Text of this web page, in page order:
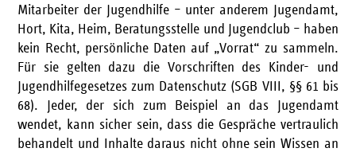
Mitarbeiter der Jugendhilfe – unter anderem Jugendamt,
Hort, Kita, Heim, Beratungsstelle und Jugendclub – haben
kein Recht, persönliche Daten auf „Vorrat“ zu sammeln.
Für sie gelten dazu die Vorschriften des Kinder- und
Jugendhilfegesetzes zum Datenschutz (SGB VIII, §§ 61 bis
68). Jeder, der sich zum Beispiel an das Jugendamt
wendet, kann sicher sein, dass die Gespräche vertraulich
behandelt und Inhalte daraus nicht ohne sein Wissen an